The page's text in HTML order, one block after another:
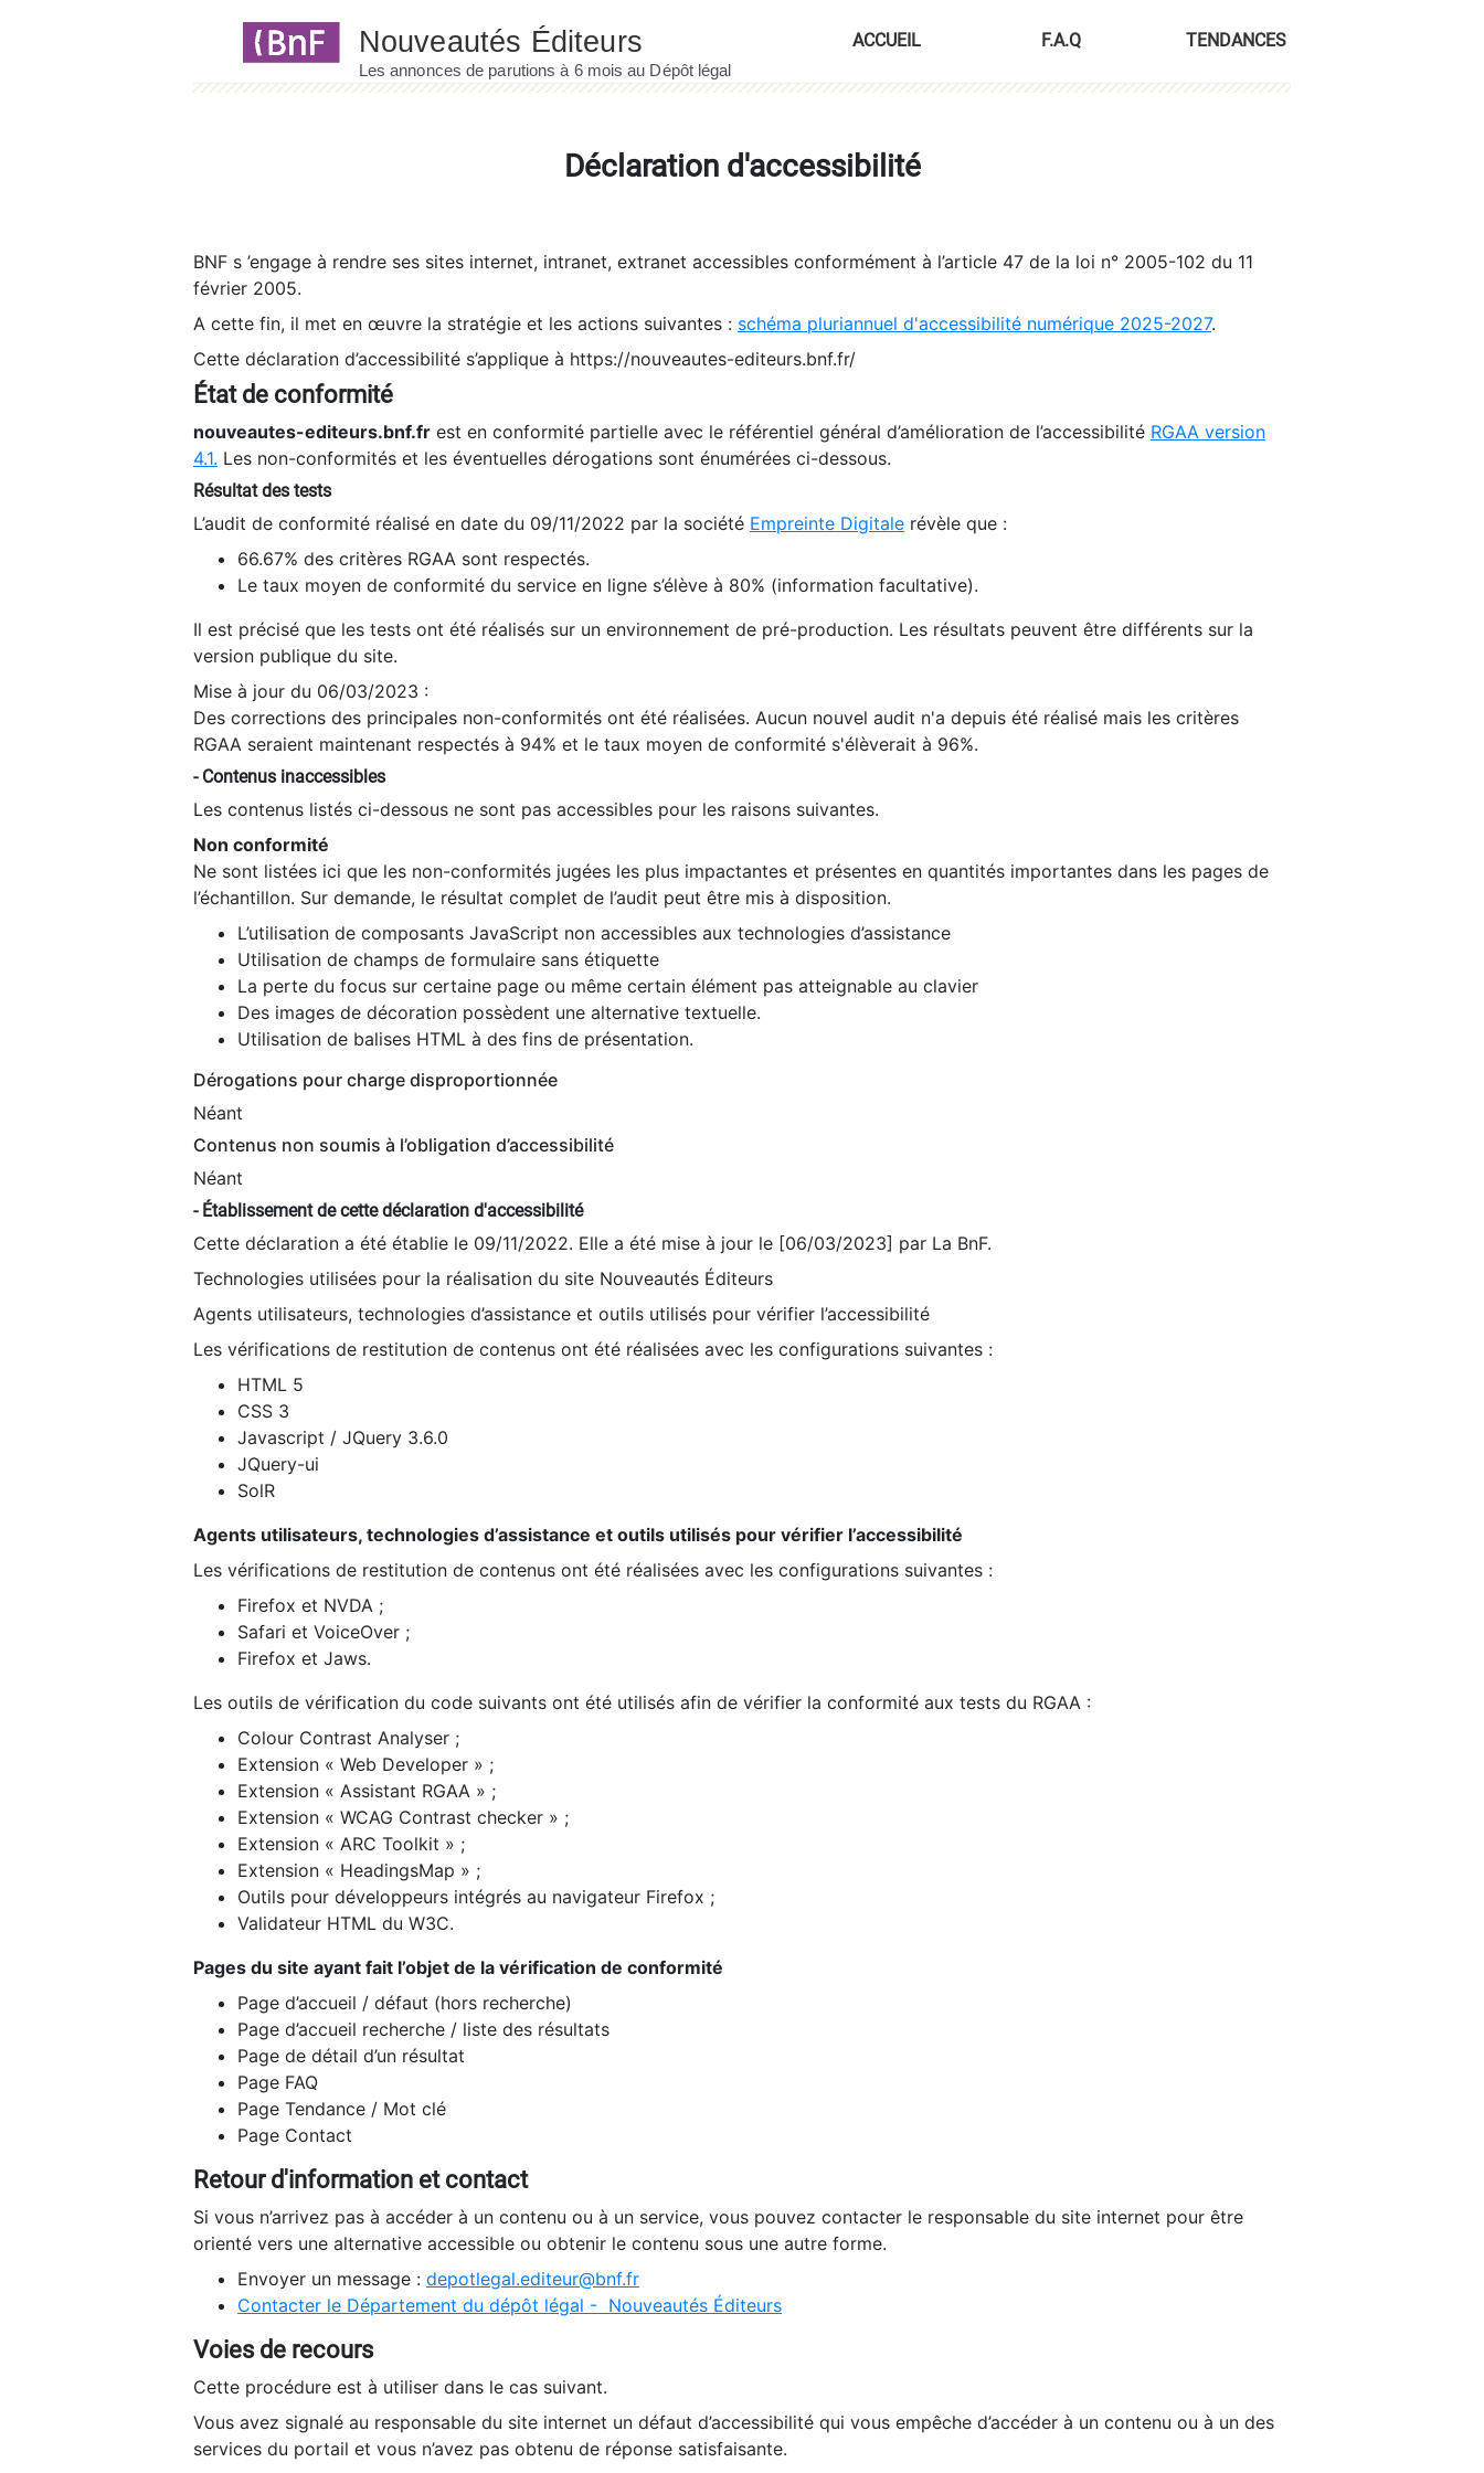
ACCUEIL F.A.Q TENDANCES
Déclaration d'accessibilité
BNF s ’engage à rendre ses sites internet, intranet, extranet accessibles conformément à l’article 47 de la loi n° 2005-102 du 11
février 2005.
A cette fin, il met en œuvre la stratégie et les actions suivantes : schéma pluriannuel d'accessibilité numérique 2025-2027.
Cette déclaration d’accessibilité s’applique à https://nouveautes-editeurs.bnf.fr/
État de conformité
nouveautes-editeurs.bnf.fr est en conformité partielle avec le référentiel général d’amélioration de l’accessibilité RGAA version
4.1. Les non-conformités et les éventuelles dérogations sont énumérées ci-dessous.
Résultat des tests
L’audit de conformité réalisé en date du 09/11/2022 par la société Empreinte Digitale révèle que :
66.67% des critères RGAA sont respectés.
Le taux moyen de conformité du service en ligne s’élève à 80% (information facultative).
Il est précisé que les tests ont été réalisés sur un environnement de pré-production. Les résultats peuvent être différents sur la
version publique du site.
Mise à jour du 06/03/2023 :
Des corrections des principales non-conformités ont été réalisées. Aucun nouvel audit n'a depuis été réalisé mais les critères
RGAA seraient maintenant respectés à 94% et le taux moyen de conformité s'élèverait à 96%.
- Contenus inaccessibles
Les contenus listés ci-dessous ne sont pas accessibles pour les raisons suivantes.
Non conformité
Ne sont listées ici que les non-conformités jugées les plus impactantes et présentes en quantités importantes dans les pages de
l’échantillon. Sur demande, le résultat complet de l’audit peut être mis à disposition.
L’utilisation de composants JavaScript non accessibles aux technologies d’assistance
Utilisation de champs de formulaire sans étiquette
La perte du focus sur certaine page ou même certain élément pas atteignable au clavier
Des images de décoration possèdent une alternative textuelle.
Utilisation de balises HTML à des fins de présentation.
Dérogations pour charge disproportionnée
Néant
Contenus non soumis à l’obligation d’accessibilité
Néant
- Établissement de cette déclaration d'accessibilité
Cette déclaration a été établie le 09/11/2022. Elle a été mise à jour le [06/03/2023] par La BnF.
Technologies utilisées pour la réalisation du site Nouveautés Éditeurs
Agents utilisateurs, technologies d’assistance et outils utilisés pour vérifier l’accessibilité
Les vérifications de restitution de contenus ont été réalisées avec les configurations suivantes :
HTML 5
CSS 3
Javascript / JQuery 3.6.0
JQuery-ui
SolR
Agents utilisateurs, technologies d’assistance et outils utilisés pour vérifier l’accessibilité
Les vérifications de restitution de contenus ont été réalisées avec les configurations suivantes :
Firefox et NVDA ;
Safari et VoiceOver ;
Firefox et Jaws.
Les outils de vérification du code suivants ont été utilisés afin de vérifier la conformité aux tests du RGAA :
Colour Contrast Analyser ;
Extension « Web Developer » ;
Extension « Assistant RGAA » ;
Extension « WCAG Contrast checker » ;
Extension « ARC Toolkit » ;
Extension « HeadingsMap » ;
Outils pour développeurs intégrés au navigateur Firefox ;
Validateur HTML du W3C.
Pages du site ayant fait l’objet de la vérification de conformité
Page d’accueil / défaut (hors recherche)
Page d’accueil recherche / liste des résultats
Page de détail d’un résultat
Page FAQ
Page Tendance / Mot clé
Page Contact
Retour d'information et contact
Si vous n’arrivez pas à accéder à un contenu ou à un service, vous pouvez contacter le responsable du site internet pour être
orienté vers une alternative accessible ou obtenir le contenu sous une autre forme.
Envoyer un message : depotlegal.editeur@bnf.fr
Contacter le Département du dépôt légal - Nouveautés Éditeurs
Voies de recours
Cette procédure est à utiliser dans le cas suivant.
Vous avez signalé au responsable du site internet un défaut d’accessibilité qui vous empêche d’accéder à un contenu ou à un des
services du portail et vous n’avez pas obtenu de réponse satisfaisante.